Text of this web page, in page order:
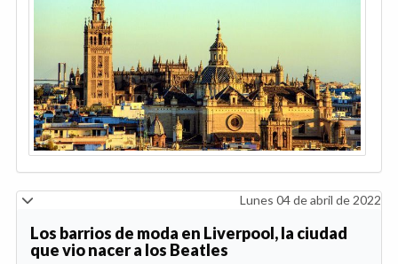
Lunes 04 de abril de 2022
Los barrios de moda en Liverpool, la ciudad
que vio nacer a los Beatles